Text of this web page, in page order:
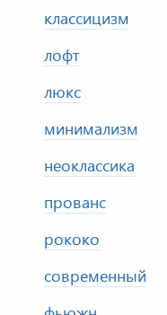
классицизм
лофт
люкс
минимализм
неоклассика
прованс
рококо
современный